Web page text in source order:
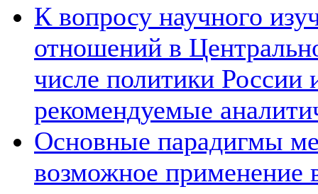
К вопросу научного
отношений в
числе политики России
рекомендуемые
Основные парадигмы
возможное применение